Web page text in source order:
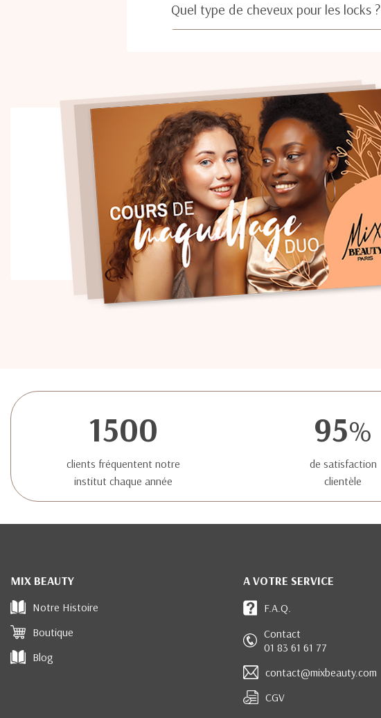
Quel type de cheveux pour les locks ?
1500
clients fréquentent notre
institut chaque année
95%
de satisfaction
clientèle
MIX BEAUTY
Notre Histoire
Boutique
Blog
A VOTRE SERVICE
F.A.Q.
Contact
01 83 61 61 77
contact@mixbeauty.com
CGV